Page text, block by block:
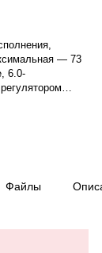
— 73
6.0-
3-фазный,
Файлы